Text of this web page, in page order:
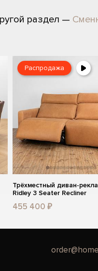
раздел —
Распродажа
Трёхместный диван-
Ridley 3 Seater Recliner
455 400 ₽